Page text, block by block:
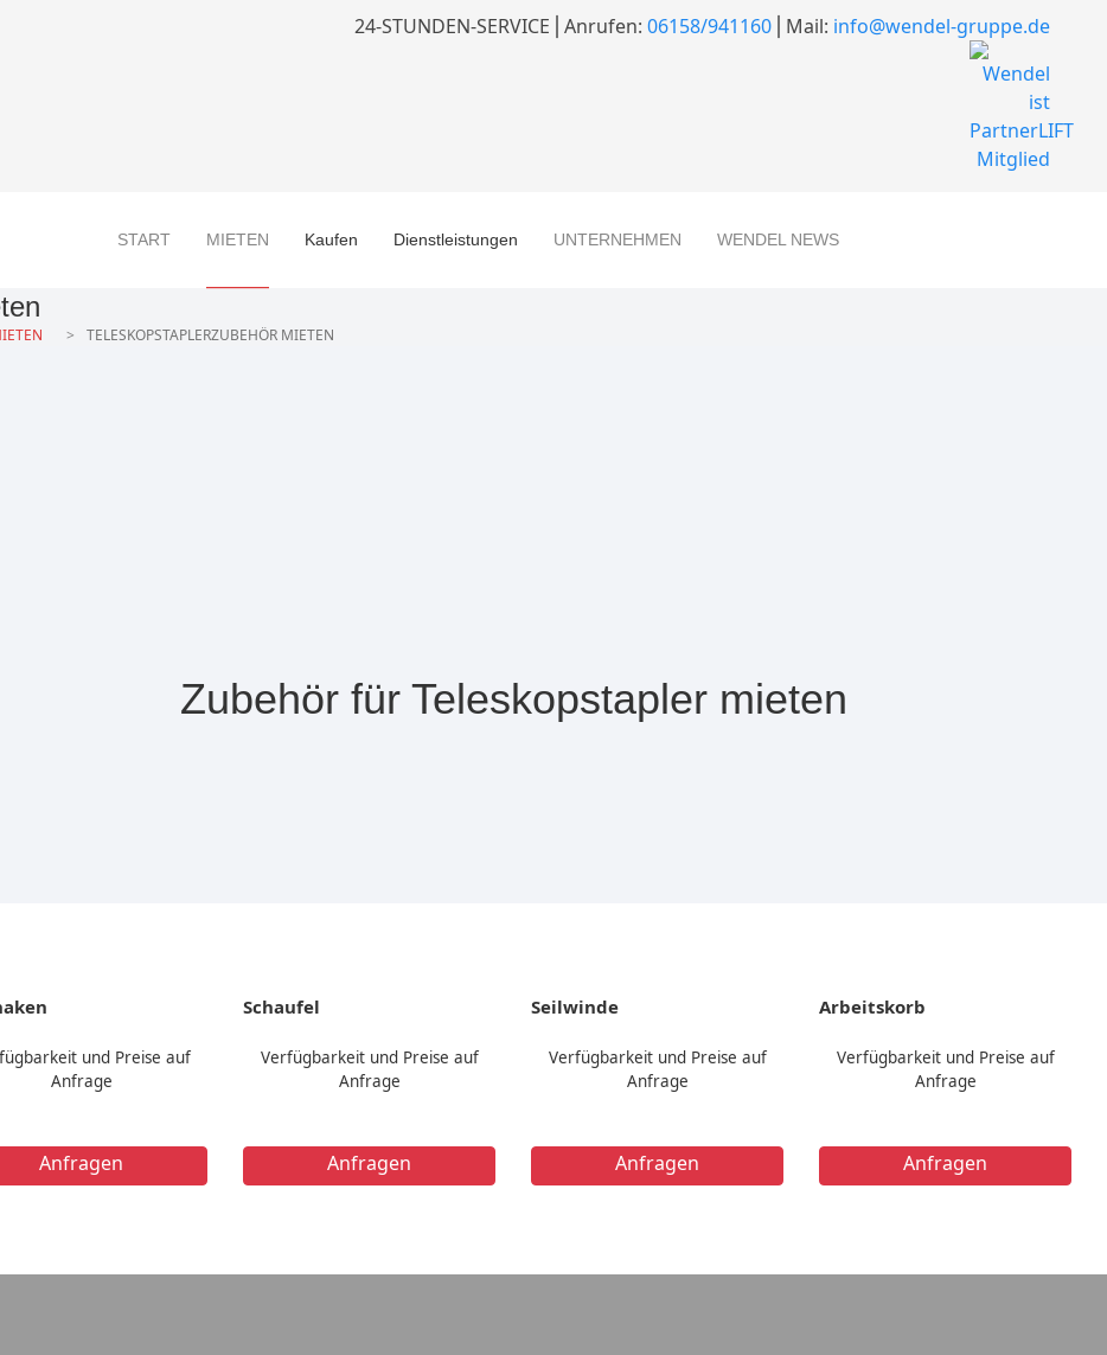
24-STUNDEN-SERVICE Anrufen: 06158/941160 ⎪Mail: info@wendel-gruppe.de
START MIETEN Kaufen Dienstleistungen UNTERNEHMEN WENDEL NEWS
TELESKOPSTAPLERZUBEHÖR MIETEN
Zubehör für Teleskopstapler mieten
und Preise auf
Anfrage
Anfragen
Schaufel
Verfügbarkeit und Preise auf
Anfrage
Anfragen
Seilwinde
Verfügbarkeit und Preise auf
Anfrage
Anfragen
Arbeitskorb
Verfügbarkeit und Preise auf
Anfrage
Anfragen